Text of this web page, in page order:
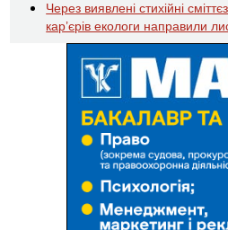
Через виявлені стихійні
кар’єрів екологи направили